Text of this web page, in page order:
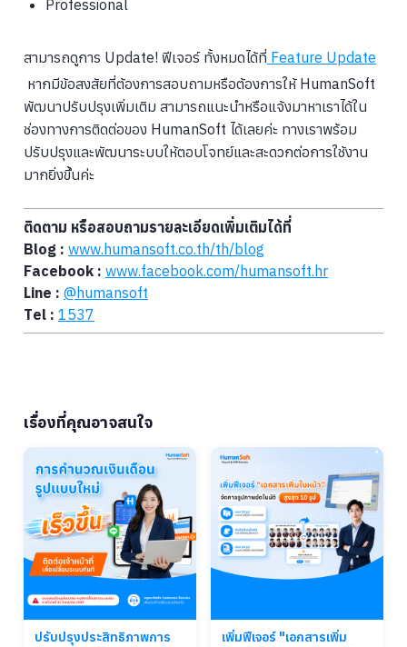
Professional
สามารถดูการ Update! ฟีเจอร์ ทั้งหมดได้ที่ Feature Update
หากมีข้อสงสัยที่ต้องการสอบถามหรือต้องการให้ HumanSoft
พัฒนาปรับปรุงเพิ่มเติม สามารถแนะนำหรือแจ้งมาหาเราได้ใน
ช่องทางการติดต่อของ HumanSoft ได้เลยค่ะ ทางเราพร้อม
ปรับปรุงและพัฒนาระบบให้ตอบโจทย์และสะดวกต่อการใช้งาน
มากยิ่งขึ้นค่ะ
ติดตาม หรือสอบถามรายละเอียดเพิ่มเติมได้ที่
Blog : www.humansoft.co.th/th/blog
Facebook : www.facebook.com/humansoft.hr
Line : @humansoft
Tel : 1537
เรื่องที่คุณอาจสนใจ
ปรับปรุงประสิทธิภาพการ
เพิ่มฟีเจอร์ "เอกสารเพิ่ม